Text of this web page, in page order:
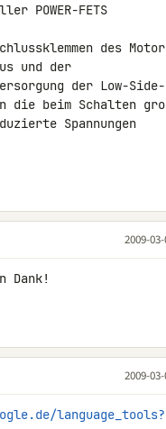
POWER-FETS
des
und der
der Low-Side-
die beim Schalten
Spannungen
2009-
Dank!
2009-